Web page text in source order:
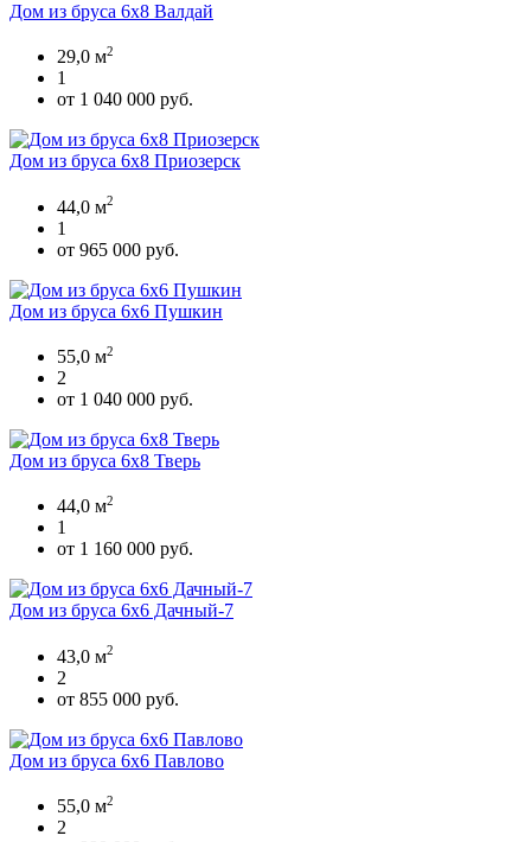
Дом из бруса 6х8 Валдай
29,0 м2
1
от 1 040 000 руб.
Дом из бруса 6х8 Приозерск
44,0 м2
1
от 965 000 руб.
Дом из бруса 6х6 Пушкин
55,0 м2
2
от 1 040 000 руб.
Дом из бруса 6х8 Тверь
44,0 м2
1
от 1 160 000 руб.
Дом из бруса 6х6 Дачный-7
43,0 м2
2
от 855 000 руб.
Дом из бруса 6х6 Павлово
55,0 м2
2